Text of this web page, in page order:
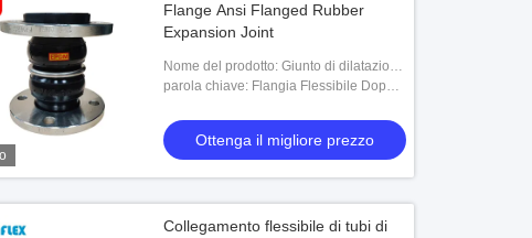
Flange Ansi Flanged Rubber
Expansion Joint
Nome del prodotto: Giunto di dilatazione
in gomma flangiato Ansi con flangia
parola chiave: Flangia Flessibile Doppia
Ottenga il migliore prezzo
Collegamento flessibile di tubi di